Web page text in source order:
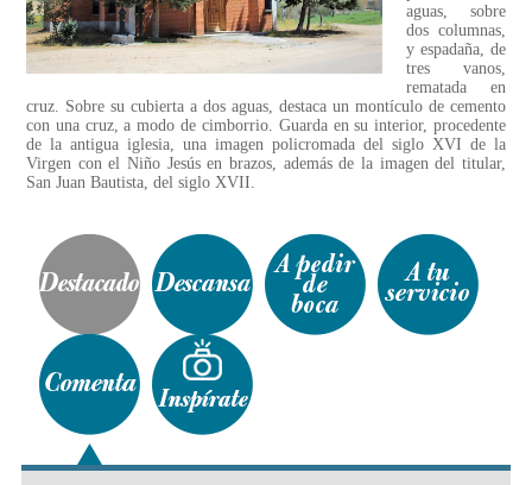
aguas, sobre
dos columnas,
y espadaña, de
tres vanos,
rematada en
cruz. Sobre su cubierta a dos aguas, destaca un montículo de cemento
con una cruz, a modo de cimborrio. Guarda en su interior, procedente
de la antigua iglesia, una imagen policromada del siglo XVI de la
Virgen con el Niño Jesús en brazos, además de la imagen del titular,
San Juan Bautista, del siglo XVII.